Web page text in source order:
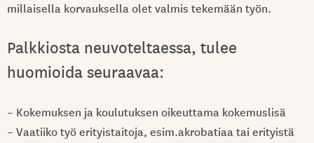
millaisella korvauksella olet valmis tekemään työn.
Palkkiosta neuvoteltaessa, tulee
huomioida seuraavaa:
– Kokemuksen ja koulutuksen oikeuttama kokemuslisä
– Vaatiiko työ erityistaitoja, esim.akrobatiaa tai erityistä